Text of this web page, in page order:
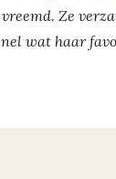
Ze
wat haar